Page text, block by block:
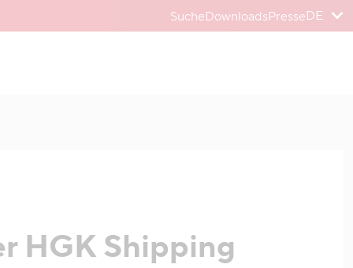
SucheDownloadsPresseDE
HGK Shipping